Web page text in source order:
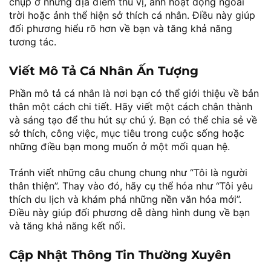
trời hoặc ảnh thể hiện sở thích cá nhân. Điều này giúp
đối phương hiểu rõ hơn về bạn và tăng khả năng
tương tác.
Viết Mô Tả Cá Nhân Ấn Tượng
Phần mô tả cá nhân là nơi bạn có thể giới thiệu về bản
thân một cách chi tiết. Hãy viết một cách chân thành
và sáng tạo để thu hút sự chú ý. Bạn có thể chia sẻ về
sở thích, công việc, mục tiêu trong cuộc sống hoặc
những điều bạn mong muốn ở một mối quan hệ.
Tránh viết những câu chung chung như “Tôi là người
thân thiện”. Thay vào đó, hãy cụ thể hóa như “Tôi yêu
thích du lịch và khám phá những nền văn hóa mới”.
Điều này giúp đối phương dễ dàng hình dung về bạn
và tăng khả năng kết nối.
Cập Nhật Thông Tin Thường Xuyên